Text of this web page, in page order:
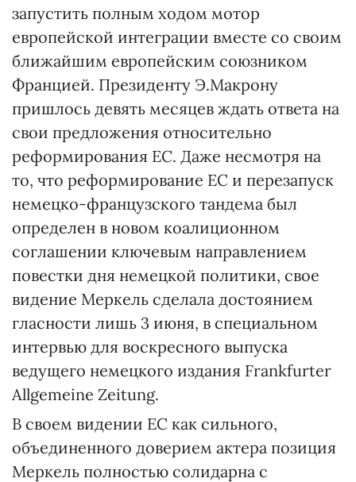
запустить полным ходом мотор
европейской интеграции вместе со своим
ближайшим европейским союзником
Францией. Президенту Э.Макрону
пришлось девять месяцев ждать ответа на
свои предложения относительно
реформирования ЕС. Даже несмотря на
то, что реформирование ЕС и перезапуск
немецко-французского тандема был
определен в новом коалиционном
соглашении ключевым направлением
повестки дня немецкой политики, свое
видение Меркель сделала достоянием
гласности лишь 3 июня, в специальном
интервью для воскресного выпуска
ведущего немецкого издания Frankfurter
Allgemeine Zeitung.
В своем видении ЕС как сильного,
объединенного доверием актера позиция
Меркель полностью солидарна с